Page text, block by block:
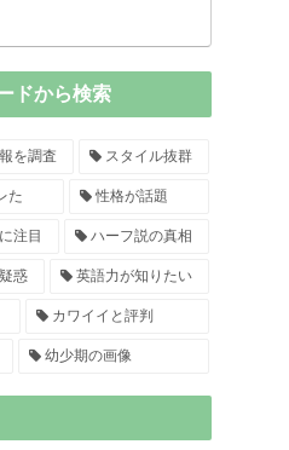
ドから検索
を調査 スタイル抜群
た 性格が話題
注目 ハーフ説の真相
惑 英語力が知りたい
カワイイと評判
幼少期の画像